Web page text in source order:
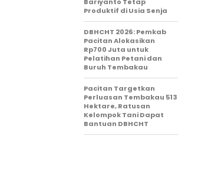
Produktif di Usia Senja
DBHCHT 2026: Pemkab
Pacitan Alokasikan
Rp700 Juta untuk
Pelatihan Petani dan
Buruh Tembakau
Pacitan Targetkan
Perluasan Tembakau 513
Hektare, Ratusan
Kelompok Tani Dapat
Bantuan DBHCHT